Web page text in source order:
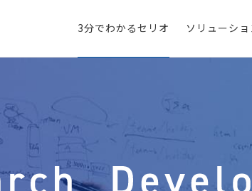
3分でわかるセリオ ソリューショ